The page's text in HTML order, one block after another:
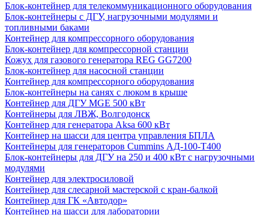
Блок-контейнер для телекоммуникационного оборудования
Блок-контейнеры с ДГУ, нагрузочными модулями и
топливными баками
Контейнер для компрессорного оборудования
Блок-контейнер для компрессорной станции
Кожух для газового генератора REG GG7200
Блок-контейнер для насосной станции
Контейнер для компрессорного оборудования
Блок-контейнеры на санях с люком в крыше
Контейнер для ДГУ MGE 500 кВт
Контейнеры для ЛВЖ, Волгодонск
Контейнер для генератора Aksa 600 кВт
Контейнер на шасси для центра управления БПЛА
Контейнеры для генераторов Cummins АД-100-Т400
Блок-контейнеры для ДГУ на 250 и 400 кВт с нагрузочными
модулями
Контейнер для электросиловой
Контейнер для слесарной мастерской с кран-балкой
Контейнер для ГК «Автодор»
Контейнер на шасси для лаборатории